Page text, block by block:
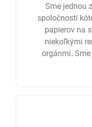
Sme jednou
spoločností
papierov na
niekoľkými
orgánmi.